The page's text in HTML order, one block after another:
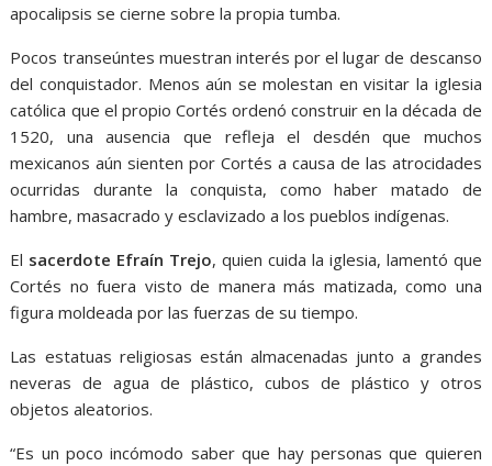
apocalipsis se cierne sobre la propia tumba.
Pocos transeúntes muestran interés por el lugar de descanso
del conquistador. Menos aún se molestan en visitar la iglesia
católica que el propio Cortés ordenó construir en la década de
1520, una ausencia que refleja el desdén que muchos
mexicanos aún sienten por Cortés a causa de las atrocidades
ocurridas durante la conquista, como haber matado de
hambre, masacrado y esclavizado a los pueblos indígenas.
El sacerdote Efraín Trejo, quien cuida la iglesia, lamentó que
Cortés no fuera visto de manera más matizada, como una
figura moldeada por las fuerzas de su tiempo.
Las estatuas religiosas están almacenadas junto a grandes
neveras de agua de plástico, cubos de plástico y otros
objetos aleatorios.
“Es un poco incómodo saber que hay personas que quieren